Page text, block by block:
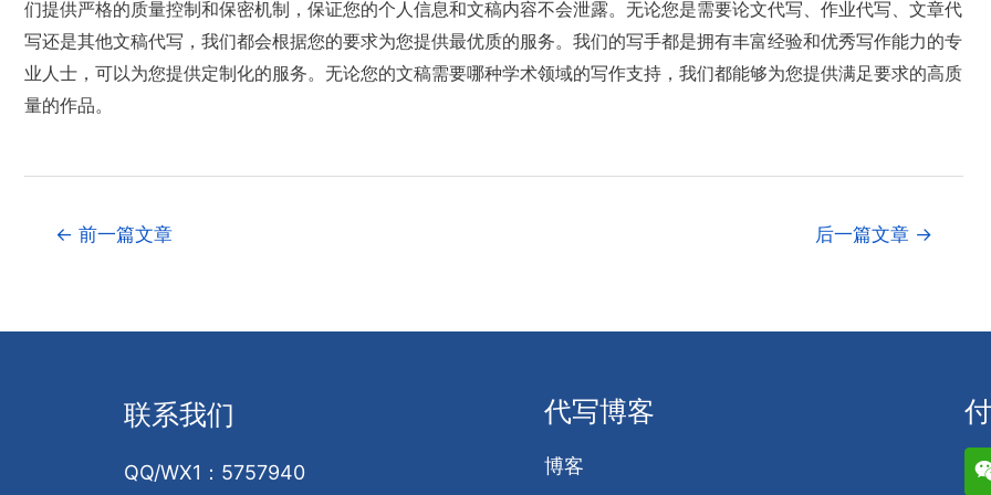
们提供严格的质量控制和保密机制，保证您的个人信息和文稿内容不会泄露。无论您是需要论文代写、作业代写、文章代
写还是其他文稿代写，我们都会根据您的要求为您提供最优质的服务。我们的写手都是拥有丰富经验和优秀写作能力的专
业人士，可以为您提供定制化的服务。无论您的文稿需要哪种学术领域的写作支持，我们都能够为您提供满足要求的高质
量的作品。
← 前一篇文章 后一篇文章 →
联系我们
QQ/WX1：5757940
代写博客
博客